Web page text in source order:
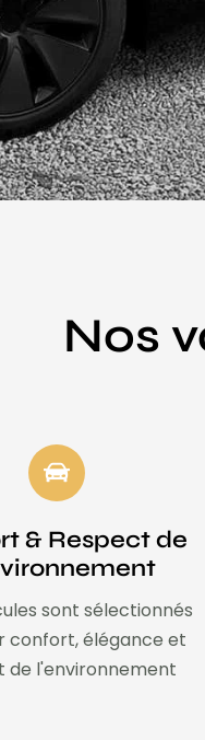
Nos
& Respect de
sont sélectionnés
confort, élégance et
de l'environnement